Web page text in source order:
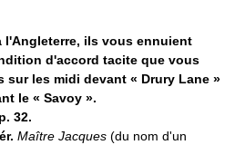
l'Angleterre, ils vous ennuient
d'accord tacite que vous
sur les midi devant « Drury Lane »
le « Savoy ».
32.
Maître Jacques (du nom d'un